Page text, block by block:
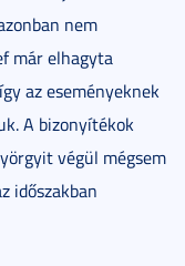
nem
már elhagyta
az eseményeknek
A bizonyítékok
végül mégsem
időszakban